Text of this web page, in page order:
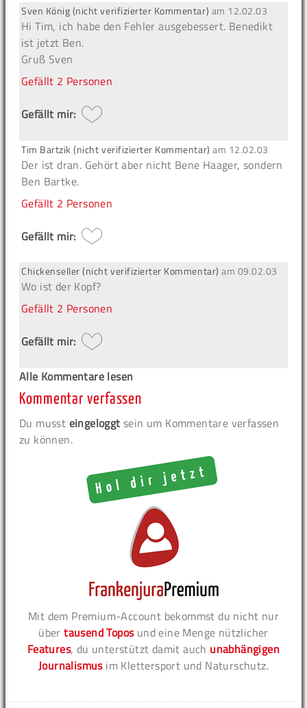
Sven König (nicht verifizierter Kommentar) am 12.02.03
Hi Tim, ich habe den Fehler ausgebessert. Benedikt
ist jetzt Ben.
Gruß Sven
Gefällt 2 Personen
Gefällt mir:
Tim Bartzik (nicht verifizierter Kommentar) am 12.02.03
Der ist dran. Gehört aber nicht Bene Haager, sondern
Ben Bartke.
Gefällt 2 Personen
Gefällt mir:
Chickenseller (nicht verifizierter Kommentar) am 09.02.03
Wo ist der Kopf?
Gefällt 2 Personen
Gefällt mir:
Alle Kommentare lesen
Kommentar verfassen
Du musst eingeloggt sein um Kommentare verfassen
zu können.
Mit dem Premium-Account bekommst du nicht nur
übertausend Toposund eine Menge nützlicher
Features, du unterstützt damit auch unabhängigen
Journalismusim Klettersport und Naturschutz.